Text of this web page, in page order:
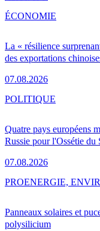
La « résilience
des exportations
07.08.2026
ÉCONOMIE
Quatre pays européens
Russie pour l'Ossétie du
07.08.2026
POLITIQUE
Panneaux solaires et
polysilicium
PROENERGIE,